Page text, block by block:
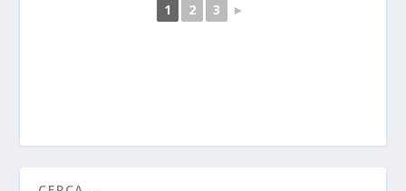
1 2 3 ►